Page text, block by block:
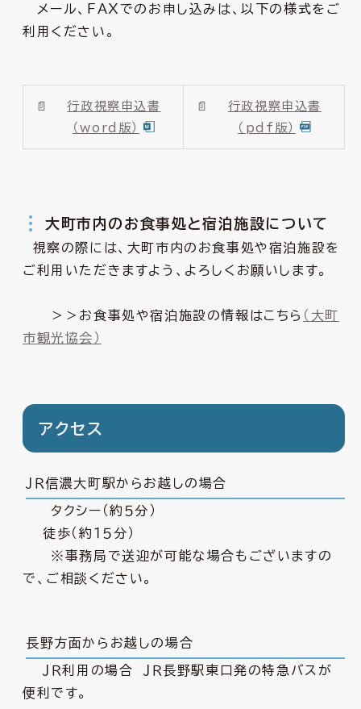
メール、ＦＡＸでのお申し込みは、以下の様式をご
利用ください。
行政視察申込書
（word版）
行政視察申込書
（pdf版）
大町市内のお食事処と宿泊施設について
視察の際には、大町市内のお食事処や宿泊施設を
ご利用いただきますよう、よろしくお願いします。
＞＞お食事処や宿泊施設の情報はこちら （大町
市観光協会）
アクセス
ＪＲ信濃大町駅からお越しの場合
タクシー（約５分）
徒歩（約１５分）
※事務局で送迎が可能な場合もございますの
で、ご相談ください。
長野方面からお越しの場合
ＪＲ利用の場合 ＪＲ長野駅東口発の特急バスが
便利です。